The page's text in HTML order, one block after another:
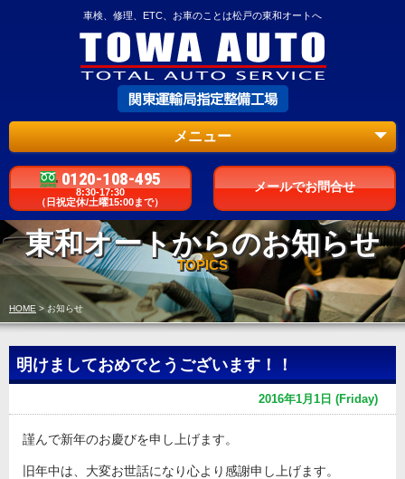
車検、修理、ETC、お車のことは松戸の東和オートへ
メニュー
0120-108-495
8:30-17:30
（日祝定休/土曜15:00まで）
メールでお問合せ
東和オートからのお知らせ
TOPICS
HOME > お知らせ
明けましておめでとうございます！！
2016年1月1日 (Friday)
謹んで新年のお慶びを申し上げます。
旧年中は、大変お世話になり心より感謝申し上げます。